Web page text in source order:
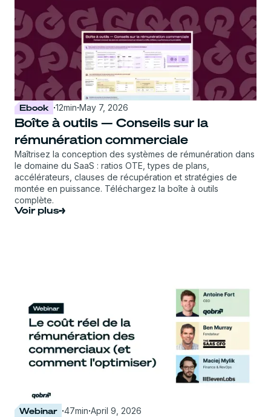
Ebook ·12min·May 7, 2026
Boîte à outils — Conseils sur la
rémunération commerciale
Maîtrisez la conception des systèmes de rémunération dans
le domaine du SaaS : ratios OTE, types de plans,
accélérateurs, clauses de récupération et stratégies de
montée en puissance. Téléchargez la boîte à outils
complète.
Voir plus
Webinar ·47min·April 9, 2026